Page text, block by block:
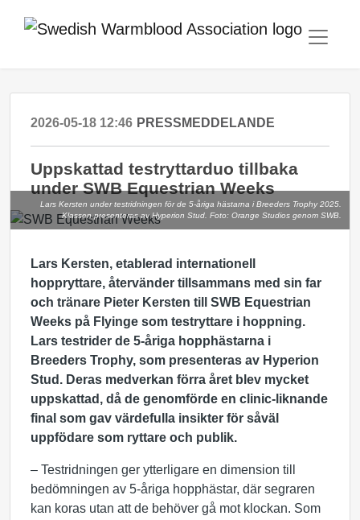
2026-05-18 12:46 PRESSMEDDELANDE
Uppskattad testryttarduo tillbaka
under SWB Equestrian Weeks
Lars Kersten under testridningen för de 5-åriga hästarna i Breeders Trophy 2025.
Klassen presenteras av Hyperion Stud. Foto: Orange Studios genom SWB.
Lars Kersten, etablerad internationell
hoppryttare, återvänder tillsammans med sin far
och tränare Pieter Kersten till SWB Equestrian
Weeks på Flyinge som testryttare i hoppning.
Lars testrider de 5-åriga hopphästarna i
Breeders Trophy, som presenteras av Hyperion
Stud. Deras medverkan förra året blev mycket
uppskattad, då de genomförde en clinic-liknande
final som gav värdefulla insikter för såväl
uppfödare som ryttare och publik.
– Testridningen ger ytterligare en dimension till
bedömningen av 5-åriga hopphästar, där segraren
kan koras utan att de behöver gå mot klockan. Som